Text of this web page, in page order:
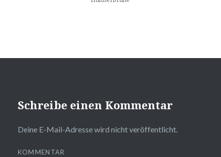
Schreibe einen Kommentar
Deine E-Mail-Adresse wird nicht veröffentlicht.
KOMMENTAR
❆
❆